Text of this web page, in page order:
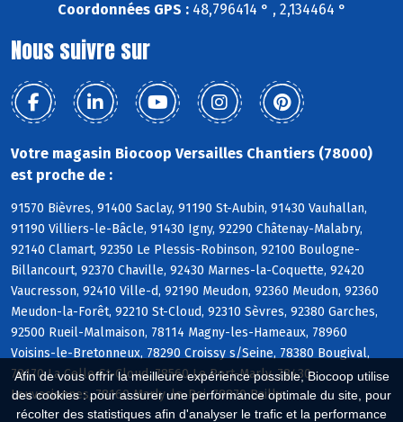
Afin de vous offrir la meilleure expérience possible, Biocoop utilise
des cookies : pour assurer une performance optimale du site, pour
récolter des statistiques afin d'analyser le trafic et la performance
Coordonnées GPS :48,796414 ° , 2,134464 °
Nous suivre sur
Votre magasin Biocoop Versailles Chantiers (78000)
est proche de :
91570 Bièvres, 91400 Saclay, 91190 St-Aubin, 91430 Vauhallan,
91190 Villiers-le-Bâcle, 91430 Igny, 92290 Châtenay-Malabry,
92140 Clamart, 92350 Le Plessis-Robinson, 92100 Boulogne-
Billancourt, 92370 Chaville, 92430 Marnes-la-Coquette, 92420
Vaucresson, 92410 Ville-d, 92190 Meudon, 92360 Meudon, 92360
Meudon-la-Forêt, 92210 St-Cloud, 92310 Sèvres, 92380 Garches,
92500 Rueil-Malmaison, 78114 Magny-les-Hameaux, 78960
Voisins-le-Bretonneux, 78290 Croissy s/Seine, 78380 Bougival,
78170 La Celle-St-Cloud, 78560 Le Port-Marly, 78430
Louveciennes, 78160 Marly-le-Roi, 78870 Bailly